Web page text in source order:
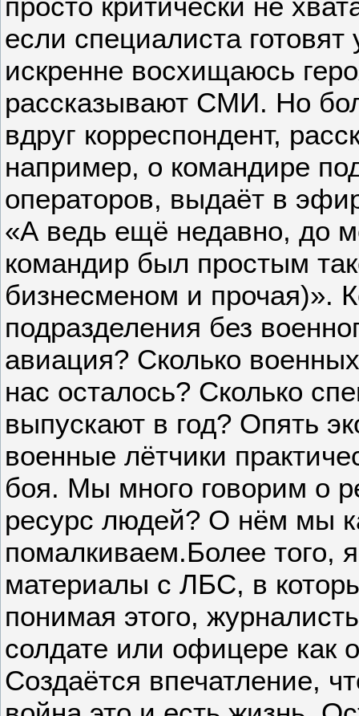
если специалиста
искренне восхищаюсь
рассказывают СМИ. Но
вдруг корреспондент,
например, о командире
операторов, выдаёт в
«А ведь ещё недавно, до
командир был простым
бизнесменом и прочая)».
подразделения без
авиация? Сколько
нас осталось? Сколько
выпускают в год? Опять
военные лётчики
боя. Мы много говорим о
ресурс людей? О нём мы
помалкиваем.Более того,
материалы с ЛБС, в
понимая этого,
солдате или офицере как
Создаётся впечатление,